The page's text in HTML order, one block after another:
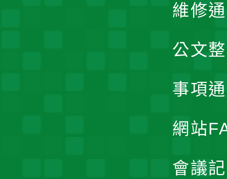
維修
公文
事項
網站
會議